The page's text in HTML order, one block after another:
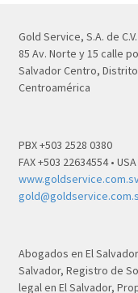
Gold Service, S.A. de C.V.
85 Av. Norte y 15 calle
Salvador Centro,
Centroamérica
PBX +503 2528 0380
FAX +503 22634554 •
Abogados en El
Salvador, Registro de
legal en El Salvador,